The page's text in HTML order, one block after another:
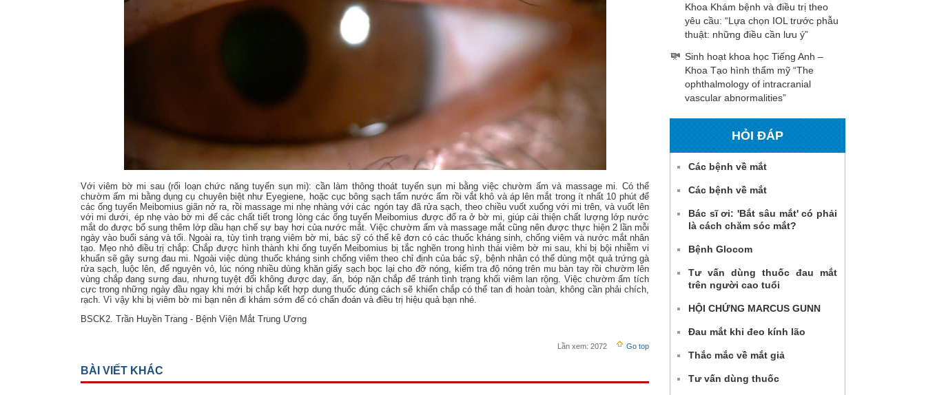
Với viêm bờ mi sau (rối loạn chức năng tuyến sụn mi): cần làm thông thoát tuyến sụn mi bằng việc chườm ấm và massage mi. Có thể
chườm ấm mi bằng dụng cụ chuyên biệt như Eyegiene, hoặc cục bông sạch tẩm nước ấm rồi vắt khô và áp lên mắt trong ít nhất 10 phút để
các ống tuyến Meibomius giãn nở ra, rồi massage mi nhẹ nhàng với các ngón tay đã rửa sạch, theo chiều vuốt xuống với mi trên, và vuốt lên
với mi dưới, ép nhẹ vào bờ mi để các chất tiết trong lòng các ống tuyến Meibomius được đổ ra ở bờ mi, giúp cải thiện chất lượng lớp nước
mắt do được bổ sung thêm lớp dầu hạn chế sự bay hơi của nước mắt. Việc chườm ấm và massage mắt cũng nên được thực hiện 2 lần mỗi
ngày vào buổi sáng và tối. Ngoài ra, tùy tình trạng viêm bờ mi, bác sỹ có thể kê đơn có các thuốc kháng sinh, chống viêm và nước mắt nhân
tạo. Mẹo nhỏ điều trị chắp: Chắp được hình thành khi ống tuyến Meibomius bị tắc nghẽn trong hình thái viêm bờ mi sau, khi bị bội nhiễm vi
khuẩn sẽ gây sưng đau mi. Ngoài việc dùng thuốc kháng sinh chống viêm theo chỉ định của bác sỹ, bệnh nhân có thể dùng một quả trứng gà
rửa sạch, luộc lên, để nguyên vỏ, lúc nóng nhiều dùng khăn giấy sạch bọc lại cho đỡ nóng, kiểm tra độ nóng trên mu bàn tay rồi chườm lên
vùng chắp đang sưng đau, nhưng tuyệt đối không được day, ấn, bóp nặn chắp để tránh tình trạng khối viêm lan rộng. Việc chườm ấm tích
cực trong những ngày đầu ngay khi mới bị chắp kết hợp dung thuốc đúng cách sẽ khiến chắp có thể tan đi hoàn toàn, không cần phải chích,
rạch. Vì vậy khi bị viêm bờ mi bạn nên đi khám sớm để có chẩn đoán và điều trị hiệu quả bạn nhé.
BSCK2. Trần Huyền Trang - Bệnh Viện Mắt Trung Ương
Lần xem: 2072 Go top
BÀI VIẾT KHÁC
Khoa Khám bệnh và điều trị theo
yêu cầu: “Lựa chọn IOL trước phẫu
thuật: những điều cần lưu ý”
Sinh hoạt khoa học Tiếng Anh –
Khoa Tạo hình thẩm mỹ “The
ophthalmology of intracranial
vascular abnormalities”
HỎI ĐÁP
Các bệnh về mắt
Các bệnh về mắt
Bác sĩ ơi: 'Bắt sâu mắt' có phải
là cách chăm sóc mắt?
Bệnh Glocom
Tư vấn dùng thuốc đau mắt
trên người cao tuổi
HỘI CHỨNG MARCUS GUNN
Đau mắt khi đeo kính lão
Thắc mắc về mắt giả
Tư vấn dùng thuốc